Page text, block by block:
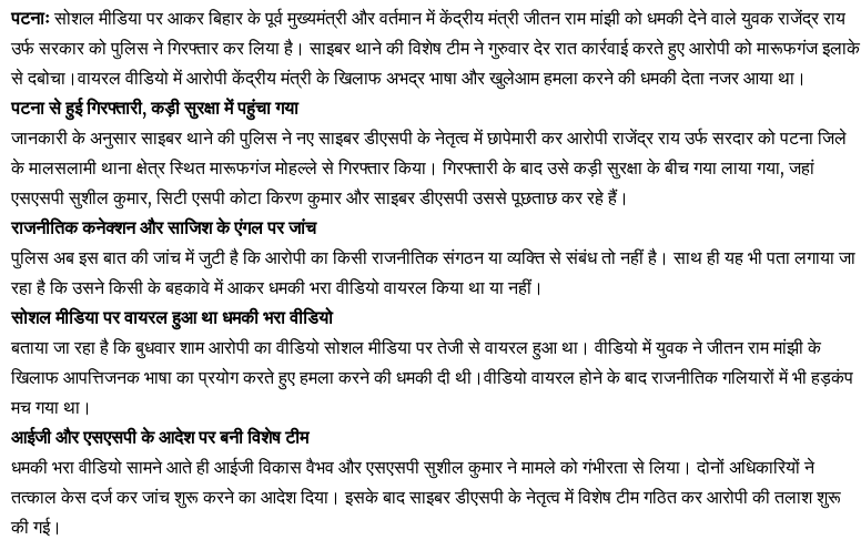
पटनाःसोशल मीडिया पर आकर बिहार के पूर्व मुख्यमंत्री और वर्तमान में केंद्रीय मंत्री जीतन राम मांझी को धमकी देने वाले युवक राजेंद्र राय
उर्फ सरकार को पुलिस ने गिरफ्तार कर लिया है। साइबर थाने की विशेष टीम ने गुरुवार देर रात कार्रवाई करते हुए आरोपी को मारूफगंज इलाके
से दबोचा।वायरल वीडियो में आरोपी केंद्रीय मंत्री के खिलाफ अभद्र भाषा और खुलेआम हमला करने की धमकी देता नजर आया था।
पटना से हुई गिरफ्तारी, कड़ी सुरक्षा में पहुंचा गया
जानकारी के अनुसार साइबर थाने की पुलिस ने नए साइबर डीएसपी के नेतृत्व में छापेमारी कर आरोपी राजेंद्र राय उर्फ सरदार को पटना जिले
के मालसलामी थाना क्षेत्र स्थित मारूफगंज मोहल्ले से गिरफ्तार किया। गिरफ्तारी के बाद उसे कड़ी सुरक्षा के बीच गया लाया गया, जहां
एसएसपी सुशील कुमार, सिटी एसपी कोटा किरण कुमार और साइबर डीएसपी उससे पूछताछ कर रहे हैं।
राजनीतिक कनेक्शन और साजिश के एंगल पर जांच
पुलिस अब इस बात की जांच में जुटी है कि आरोपी का किसी राजनीतिक संगठन या व्यक्ति से संबंध तो नहीं है। साथ ही यह भी पता लगाया जा
रहा है कि उसने किसी के बहकावे में आकर धमकी भरा वीडियो वायरल किया था या नहीं।
सोशल मीडिया पर वायरल हुआ था धमकी भरा वीडियो
बताया जा रहा है कि बुधवार शाम आरोपी का वीडियो सोशल मीडिया पर तेजी से वायरल हुआ था। वीडियो में युवक ने जीतन राम मांझी के
खिलाफ आपत्तिजनक भाषा का प्रयोग करते हुए हमला करने की धमकी दी थी।वीडियो वायरल होने के बाद राजनीतिक गलियारों में भी हड़कंप
मच गया था।
आईजी और एसएसपी के आदेश पर बनी विशेष टीम
धमकी भरा वीडियो सामने आते ही आईजी विकास वैभव और एसएसपी सुशील कुमार ने मामले को गंभीरता से लिया। दोनों अधिकारियों ने
तत्काल केस दर्ज कर जांच शुरू करने का आदेश दिया। इसके बाद साइबर डीएसपी के नेतृत्व में विशेष टीम गठित कर आरोपी की तलाश शुरू
की गई।